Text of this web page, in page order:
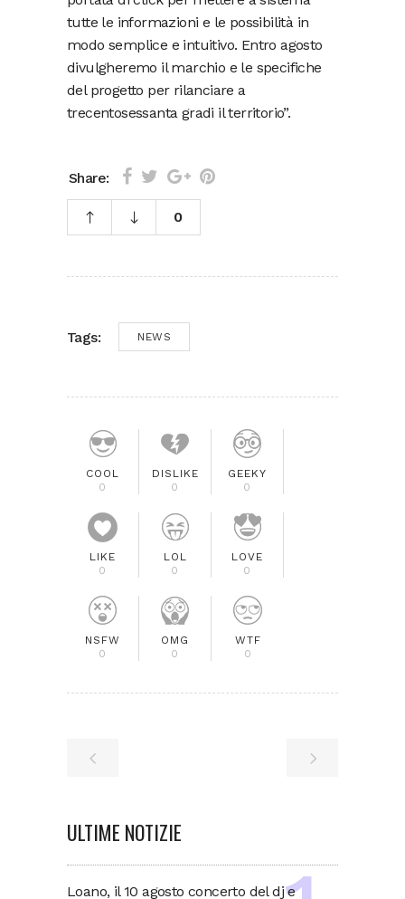
tutte le informazioni e le possibilità in
modo semplice e intuitivo. Entro agosto
divulgheremo il marchio e le specifiche
del progetto per rilanciare a
trecentosessanta gradi il territorio”.
Share:
0
Tags: NEWS
COOL
0
DISLIKE
0
GEEKY
0
LIKE
0
LOL
0
LOVE
0
NSFW
0
OMG
0
WTF
0
ULTIME NOTIZIE
Loano, il 10 agosto concerto del dj e